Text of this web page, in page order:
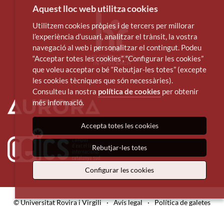
© Universitat Rovira i Virgili · Avís legal · Política de galetes
Aquest lloc web utilitza cookies
Utilitzem cookies pròpies i de tercers per millorar
l’experiència d’usuari, analitzar el trànsit, la vostra
navegació al web i personalitzar el contingut. Podeu
“Acceptar totes les cookies”, “Configurar les cookies”
que voleu acceptar o bé “Rebutjar-les totes” (excepte
les cookies tècniques que són necessàries).
Consulteu la nostra política de cookies per obtenir
més informació.
Accepta totes les cookies
Rebutjar-les totes
Configurar les cookies